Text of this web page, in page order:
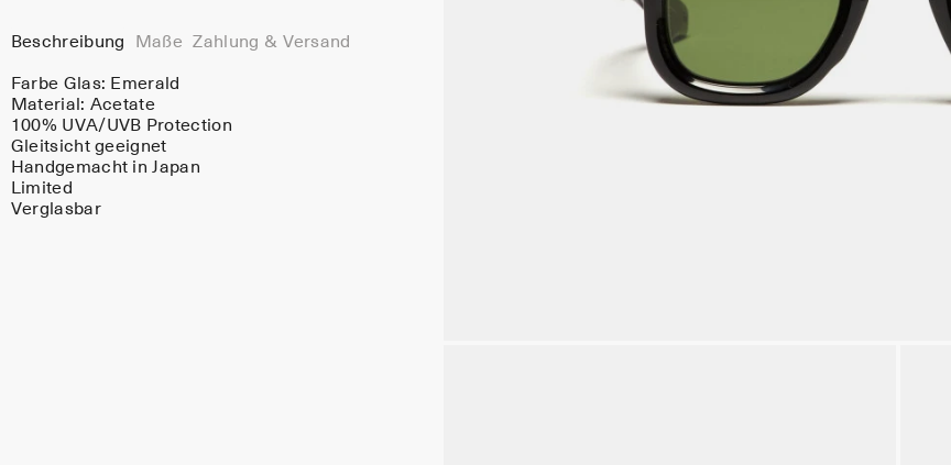
Beschreibung Maße Zahlung & Versand
Farbe Glas: Emerald
Material: Acetate
100% UVA/UVB Protection
Gleitsicht geeignet
Handgemacht in Japan
Limited
Verglasbar